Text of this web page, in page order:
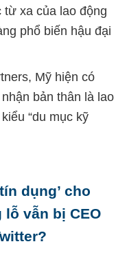
từ xa của lao động
phổ biến hậu đại
Mỹ hiện có
bản thân là lao
“du mục kỹ
dụng’ cho
vẫn bị CEO